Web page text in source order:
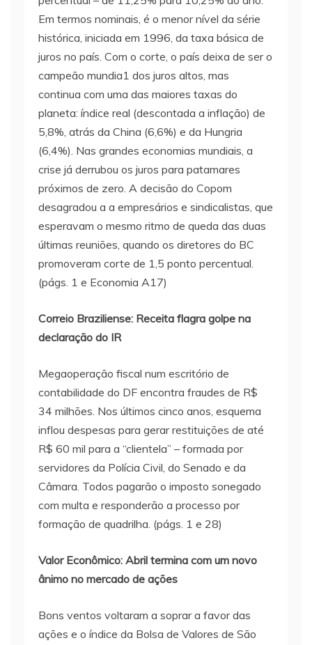
Em termos nominais, é o menor nível da série
histórica, iniciada em 1996, da taxa básica de
juros no país. Com o corte, o país deixa de ser o
campeão mundia1 dos juros altos, mas
continua com uma das maiores taxas do
planeta: índice real (descontada a inflação) de
5,8%, atrás da China (6,6%) e da Hungria
(6,4%). Nas grandes economias mundiais, a
crise já derrubou os juros para patamares
próximos de zero. A decisão do Copom
desagradou a a empresários e sindicalistas, que
esperavam o mesmo ritmo de queda das duas
últimas reuniões, quando os diretores do BC
promoveram corte de 1,5 ponto percentual.
(págs. 1 e Economia A17)
Correio Braziliense: Receita flagra golpe na
declaração do IR
Megaoperação fiscal num escritório de
contabilidade do DF encontra fraudes de R$
34 milhões. Nos últimos cinco anos, esquema
inflou despesas para gerar restituições de até
R$ 60 mil para a “clientela” – formada por
servidores da Polícia Civil, do Senado e da
Câmara. Todos pagarão o imposto sonegado
com multa e responderão a processo por
formação de quadrilha. (págs. 1 e 28)
Valor Econômico: Abril termina com um novo
ânimo no mercado de ações
Bons ventos voltaram a soprar a favor das
ações e o índice da Bolsa de Valores de São